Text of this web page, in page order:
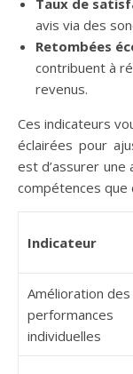
Taux de
avis via des
Retombées
contribuent à
revenus.
Ces indicateurs
éclairées pour
est d’assurer
compétences que
Indicateur
Amélioration des
performances
individuelles